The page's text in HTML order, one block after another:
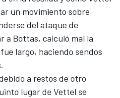
un movimiento sobre
del ataque de
a Bottas, calculó mal la
largo, haciendo sendos
a restos de otro
lugar de Vettel se